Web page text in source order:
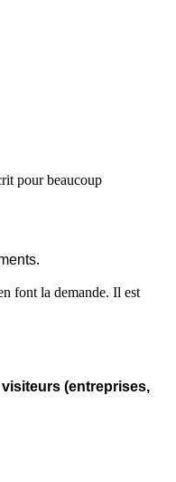
pour beaucoup
font la demande. Il est
(entreprises,